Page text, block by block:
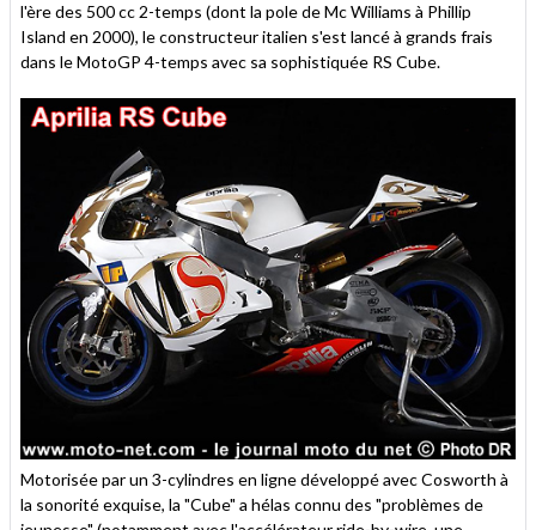
l'ère des 500 cc 2-temps (dont la pole de Mc Williams à Phillip
Island en 2000), le constructeur italien s'est lancé à grands frais
dans le MotoGP 4-temps avec sa sophistiquée RS Cube.
Motorisée par un 3-cylindres en ligne développé avec Cosworth à
la sonorité exquise, la "Cube" a hélas connu des "problèmes de